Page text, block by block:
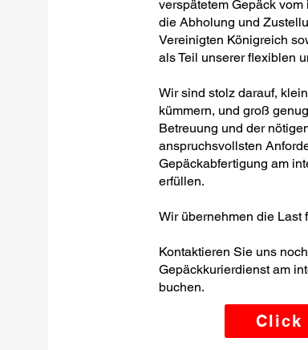
verspätetem Gepäck
die Abholung und
Vereinigten Königreich
als Teil unserer flexiblen
Wir sind stolz darauf,
kümmern, und groß
Betreuung und der
anspruchsvollsten
Gepäckabfertigung am
erfüllen.
Wir übernehmen die Last
Kontaktieren Sie uns
Gepäckkurierdienst am
buchen.
Click